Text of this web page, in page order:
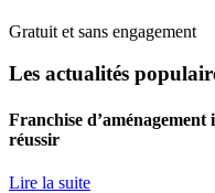
Gratuit et sans engagement
Les actualités
Franchise
réussir
Lire la suite